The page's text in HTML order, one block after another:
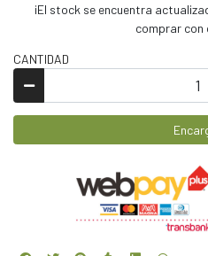
¡El stock se encuentra
comprar con
CANTIDAD